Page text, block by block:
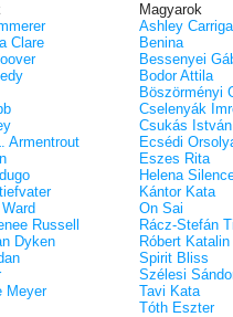
Clare
Armentrout
Russell
Dyken
Meyer
Magyarok
Ashley
Benina
Bessenyei
Bodor Attila
Böszörményi
Cselenyák
Csukás István
Ecsédi
Eszes Rita
Helena
Kántor Kata
On Sai
Rácz-Stefán
Róbert Katalin
Spirit Bliss
Szélesi
Tavi Kata
Tóth Eszter